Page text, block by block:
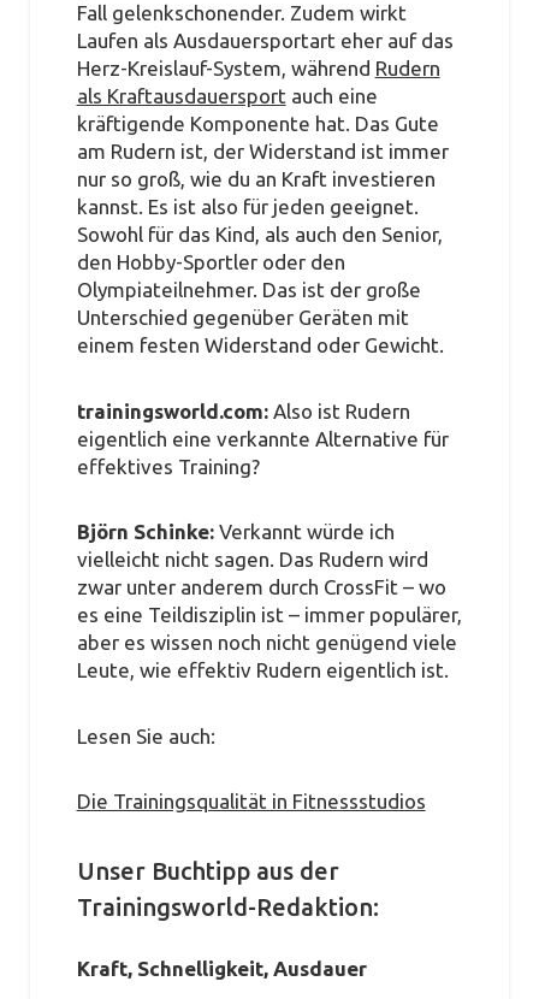
Fall gelenkschonender. Zudem wirkt
Laufen als Ausdauersportart eher auf das
Herz-Kreislauf-System, während Rudern
als Kraftausdauersport auch eine
kräftigende Komponente hat. Das Gute
am Rudern ist, der Widerstand ist immer
nur so groß, wie du an Kraft investieren
kannst. Es ist also für jeden geeignet.
Sowohl für das Kind, als auch den Senior,
den Hobby-Sportler oder den
Olympiateilnehmer. Das ist der große
Unterschied gegenüber Geräten mit
einem festen Widerstand oder Gewicht.
trainingsworld.com: Also ist Rudern
eigentlich eine verkannte Alternative für
effektives Training?
Björn Schinke: Verkannt würde ich
vielleicht nicht sagen. Das Rudern wird
zwar unter anderem durch CrossFit – wo
es eine Teildisziplin ist – immer populärer,
aber es wissen noch nicht genügend viele
Leute, wie effektiv Rudern eigentlich ist.
Lesen Sie auch:
Die Trainingsqualität in Fitnessstudios
Unser Buchtipp aus der
Trainingsworld-Redaktion:
Kraft, Schnelligkeit, Ausdauer